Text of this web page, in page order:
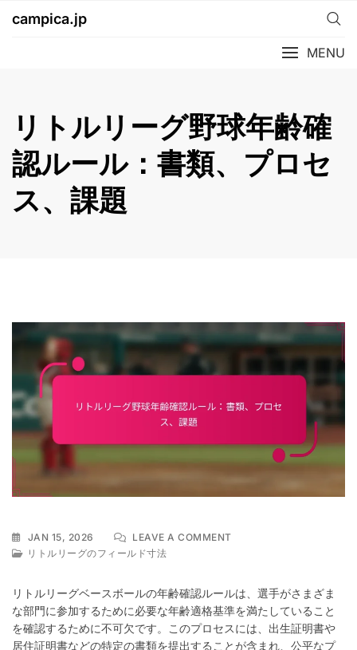
campica.jp
MENU
リトルリーグ野球年齢確
認ルール：書類、プロセ
ス、課題
JAN 15, 2026 LEAVE A COMMENTON
リ
ー
グ
野
リトルリーグのフィールド寸法
リトルリーグベースボールの年齢確認ルールは、選手がさまざま
な部門に参加するために必要な年齢適格基準を満たしていること
を確認するために不可欠です。このプロセスには、出生証明書や
居住証明書などの特定の書類を提出することが含まれ、公平なプ